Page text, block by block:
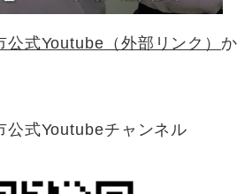
公式Youtube （外部リンク）
公式Youtubeチャンネル